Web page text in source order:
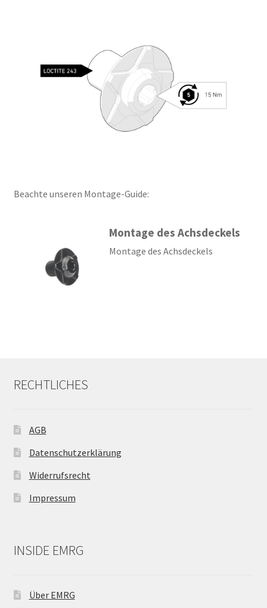
Beachte unseren Montage-Guide:
Montage des Achsdeckels
Montage des Achsdeckels
RECHTLICHES
AGB
Datenschutzerklärung
Widerrufsrecht
Impressum
INSIDE EMRG
Über EMRG